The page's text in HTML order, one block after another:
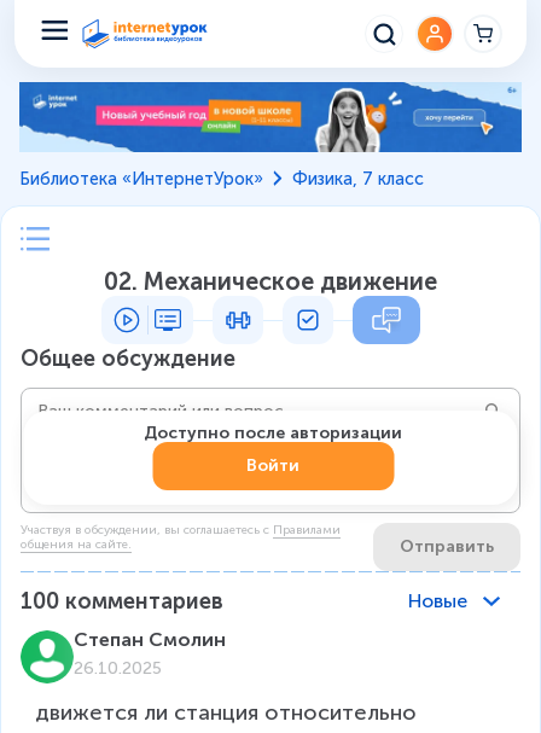
Библиотека «ИнтернетУрок» Физика, 7 класс
02. Механическое движение
Общее обсуждение
Участвуя в обсуждении, вы соглашаетесь c Правилами
общения на сайте.
Отправить
Доступно после авторизации
Войти
100 комментариев
Новые
Степан Смолин
26.10.2025
движется ли станция относительно